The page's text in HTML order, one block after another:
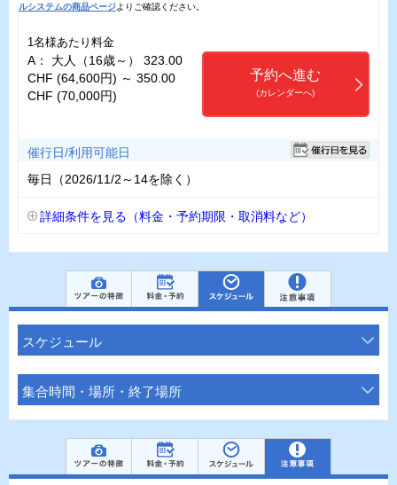
ルシステムの商品ページよりご確認ください。
1名様あたり料金
A： 大人（16歳～） 323.00
CHF (64,600円) ～ 350.00
CHF (70,000円)
予約へ進む
(カレンダーへ)
催行日/利用可能日
毎日（2026/11/2～14を除く）
詳細条件を見る（料金・予約期限・取消料など）
スケジュール
集合時間・場所・終了場所